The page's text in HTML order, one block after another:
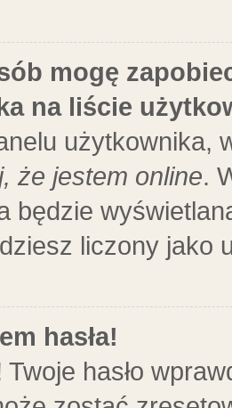
mogę
na liście
użytkownika,
że jestem online.
będzie
liczony jako
hasła!
Twoje hasło